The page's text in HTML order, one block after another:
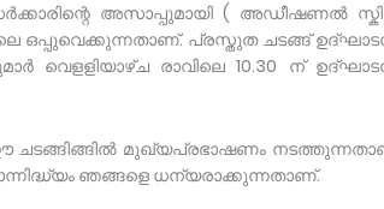
അസാപ്പുമായി ( അഡീഷണൽ
ഒപ്പുവെക്കുന്നതാണ്. പ്രസ്തുത ചടങ്ങ്
രാവിലെ 10.30 ന്
ചടങ്ങിങ്ങിൽ മുഖ്യപ്രഭാഷണം
ഞങ്ങളെ ധന്യരാക്കുന്നതാണ്.